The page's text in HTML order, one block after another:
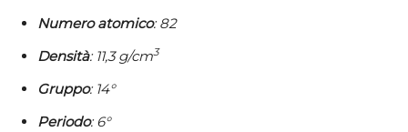
Numero atomico: 82
Densità: 11,3 g/cm3
Gruppo: 14°
Periodo: 6°